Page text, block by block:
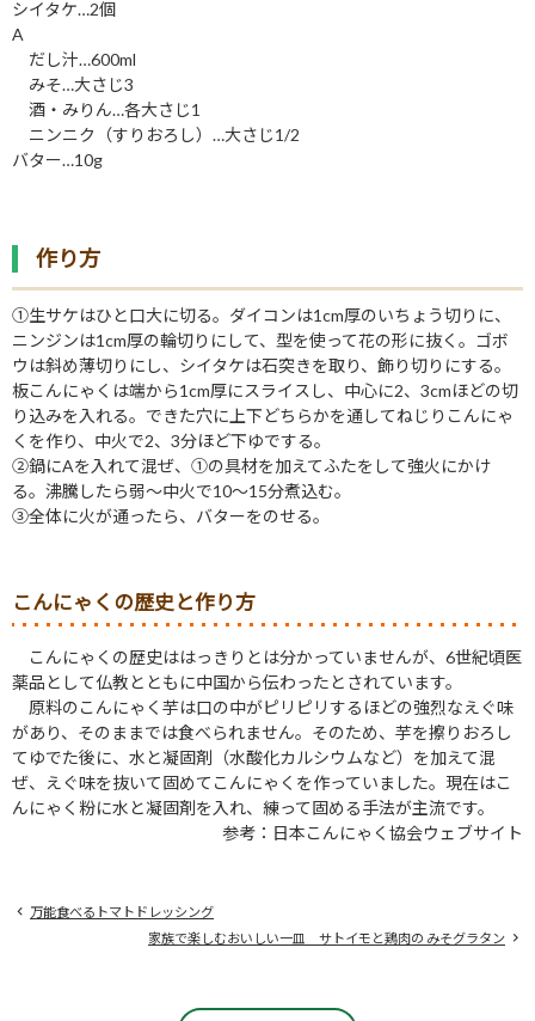
シイタケ…2個
A
だし汁…600ml
みそ…大さじ3
酒・みりん…各大さじ1
ニンニク（すりおろし）…大さじ1/2
バター…10g
作り方
①生サケはひと口大に切る。ダイコンは1cm厚のいちょう切りに、
ニンジンは1cm厚の輪切りにして、型を使って花の形に抜く。ゴボ
ウは斜め薄切りにし、シイタケは石突きを取り、飾り切りにする。
板こんにゃくは端から1cm厚にスライスし、中心に2、3cmほどの切
り込みを入れる。できた穴に上下どちらかを通してねじりこんにゃ
くを作り、中火で2、3分ほど下ゆでする。
②鍋にAを入れて混ぜ、①の具材を加えてふたをして強火にかけ
る。沸騰したら弱〜中火で10〜15分煮込む。
③全体に火が通ったら、バターをのせる。
こんにゃくの歴史と作り方
こんにゃくの歴史ははっきりとは分かっていませんが、6世紀頃医
薬品として仏教とともに中国から伝わったとされています。
原料のこんにゃく芋は口の中がピリピリするほどの強烈なえぐ味
があり、そのままでは食べられません。そのため、芋を擦りおろし
てゆでた後に、水と凝固剤（水酸化カルシウムなど）を加えて混
ぜ、えぐ味を抜いて固めてこんにゃくを作っていました。現在はこ
んにゃく粉に水と凝固剤を入れ、練って固める手法が主流です。
参考：日本こんにゃく協会ウェブサイト
万能食べるトマトドレッシング
家族で楽しむおいしい一皿 サトイモと鶏肉の みそグラタン